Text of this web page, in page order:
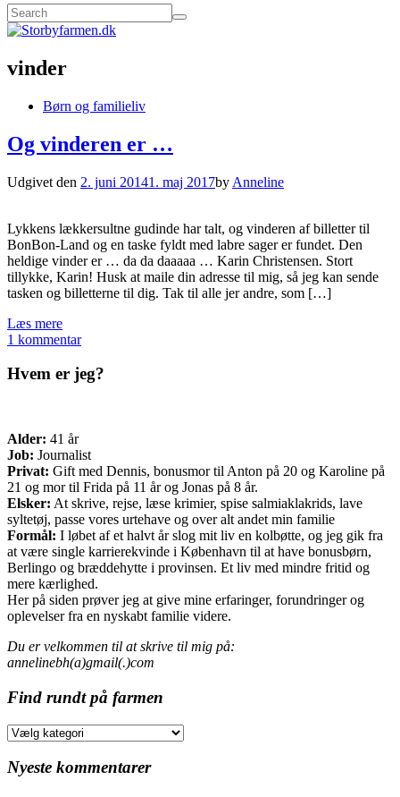
vinder
Børn og familieliv
Og vinderen er …
Udgivet den 2. juni 20141. maj 2017by Anneline
Lykkens lækkersultne gudinde har talt, og vinderen af billetter til
BonBon-Land og en taske fyldt med labre sager er fundet. Den
heldige vinder er … da da daaaaa … Karin Christensen. Stort
tillykke, Karin! Husk at maile din adresse til mig, så jeg kan sende
tasken og billetterne til dig. Tak til alle jer andre, som […]
Læs mere
1 kommentar
Hvem er jeg?
Alder: 41 år
Job: Journalist
Privat: Gift med Dennis, bonusmor til Anton på 20 og Karoline på
21 og mor til Frida på 11 år og Jonas på 8 år.
Elsker: At skrive, rejse, læse krimier, spise salmiaklakrids, lave
syltetøj, passe vores urtehave og over alt andet min familie
Formål: I løbet af et halvt år slog mit liv en kolbøtte, og jeg gik fra
at være single karrierekvinde i København til at have bonusbørn,
Berlingo og bræddehytte i provinsen. Et liv med mindre fritid og
mere kærlighed.
Her på siden prøver jeg at give mine erfaringer, forundringer og
oplevelser fra en nyskabt familie videre.
Du er velkommen til at skrive til mig på:
annelinebh(a)gmail(.)com
Find rundt på farmen
Find
på
farmen
Nyeste kommentarer